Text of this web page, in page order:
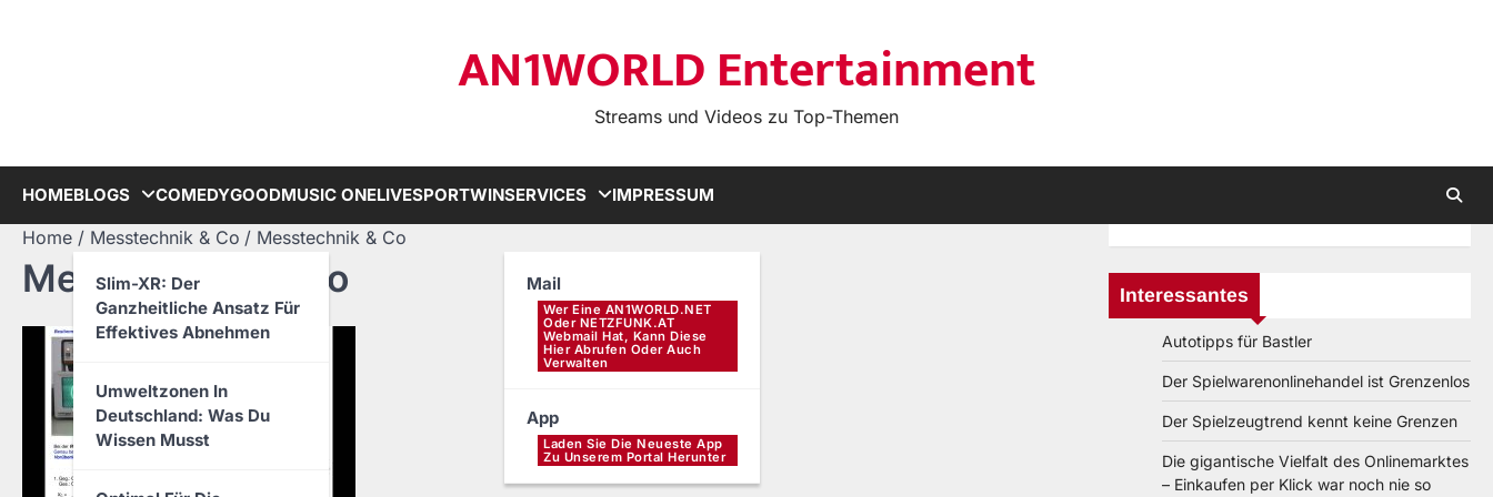
AN1WORLD Entertainment
Streams und Videos zu Top-Themen
HOMEBLOGS
Slim-XR: Der
Ganzheitliche Ansatz Für
Effektives Abnehmen
Umweltzonen In
Deutschland: Was Du
Wissen Musst
COMEDYGOODMUSIC ONELIVESPORTWINSERVICES
Mail
Wer Eine AN1WORLD.NET
Oder NETZFUNK.AT
Webmail Hat, Kann Diese
Hier Abrufen Oder Auch
Verwalten
App
Laden Sie Die Neueste App
Zu Unserem Portal Herunter
IMPRESSUM
Home Messtechnik & Co Messtechnik & Co
Messtechnik & Co Interessantes
Autotipps für Bastler
Der Spielwarenonlinehandel ist Grenzenlos
Der Spielzeugtrend kennt keine Grenzen
Die gigantische Vielfalt des Onlinemarktes
– Einkaufen per Klick war noch nie so